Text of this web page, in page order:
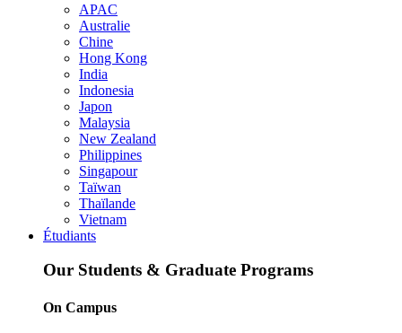
APAC
Australie
Chine
Hong Kong
India
Indonesia
Japon
Malaysia
New Zealand
Philippines
Singapour
Taïwan
Thaïlande
Vietnam
Étudiants
Our Students & Graduate Programs
On Campus